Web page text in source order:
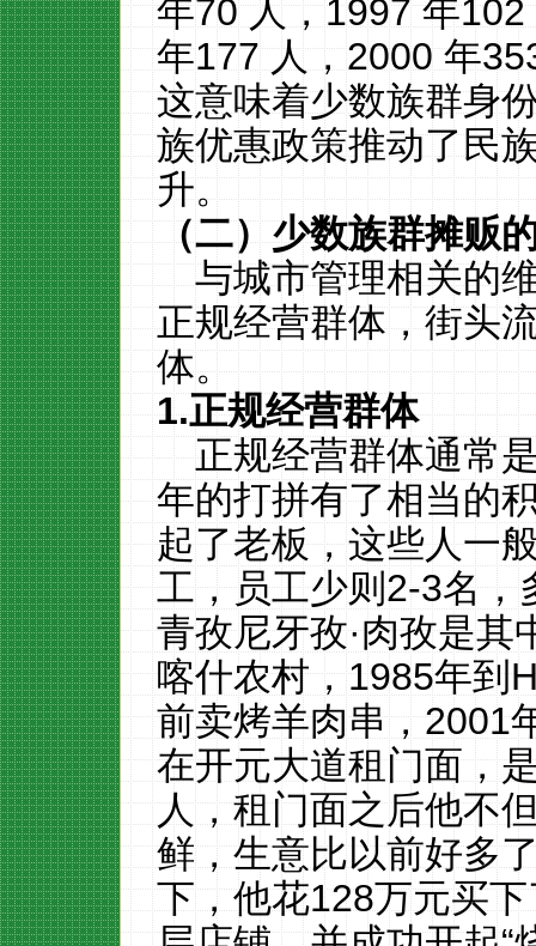
年70人，1997年102
年177人，2000年
这意味着少数族群身
族优惠政策推动了民
升。
（二）少数族群摊贩
与城市管理相关的
正规经营群体，街头
体。
1.正规经营群体
正规经营群体通常
年的打拼有了相当的
起了老板，这些人一
工，员工少则2-3名，
青孜尼牙孜·肉孜是其
喀什农村，1985年到
前卖烤羊肉串，2001
在开元大道租门面，
人，租门面之后他不
鲜，生意比以前好多
下，他花128万元买